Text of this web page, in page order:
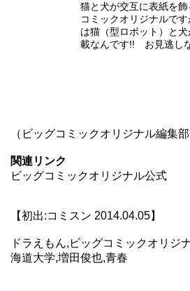
猫と犬が交互に表紙を
コミックオリジナルで
は猫（型ロボット）と
載なんです!! お見逃し
（ビッグコミックオリジナル編集部
関連リンク
ビッグコミックオリジナル公式
【初出:コミスン 2014.04.05】
ドラえもん,ビッグコミックオリジ
海道大学,増田俊也,青春